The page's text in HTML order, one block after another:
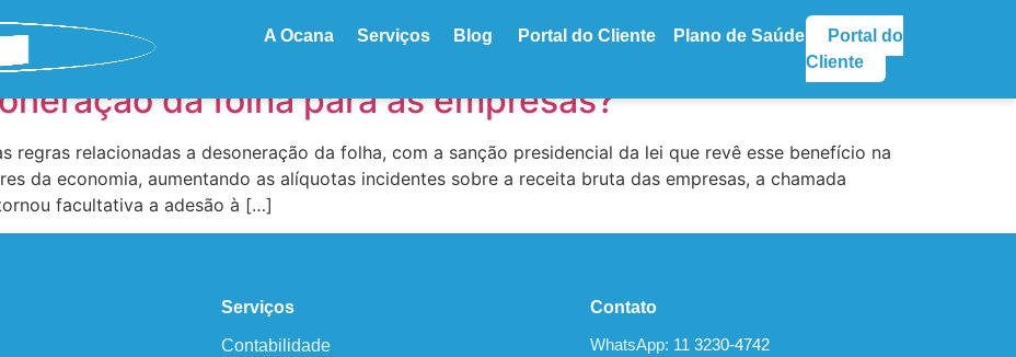
A Ocana Serviços Blog Portal do Cliente Plano de Saúde
Portal do
Cliente
da folha para as empresas?
regras relacionadas a desoneração da folha, com a sanção presidencial da lei que revê esse benefício na
da economia, aumentando as alíquotas incidentes sobre a receita bruta das empresas, a chamada
facultativa a adesão à […]
Serviços
Contabilidade
Contato
WhatsApp: 11 3230-4742